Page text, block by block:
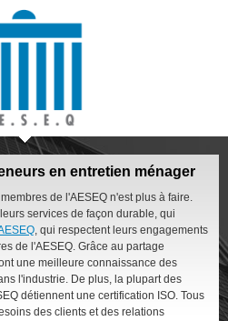
en entretien ménager
de l'AESEQ n'est plus à faire.
services de façon durable, qui
, qui respectent leurs engagements
de l'AESEQ. Grâce au partage
une meilleure connaissance des
l'industrie. De plus, la plupart des
détiennent une certification ISO. Tous
des clients et des relations